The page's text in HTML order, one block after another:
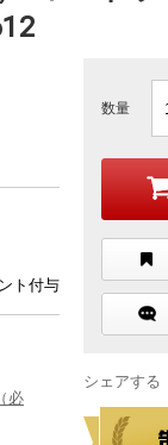
ト付与
必
数量
シェアする